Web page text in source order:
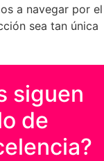
a navegar por el
sea tan única
siguen
de